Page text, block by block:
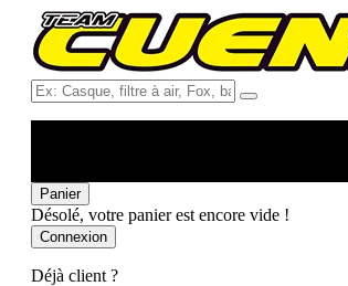
Ex:
Casque,
Fox,
...
Panier
Désolé, votre panier est encore vide !
Connexion
Déjà client ?